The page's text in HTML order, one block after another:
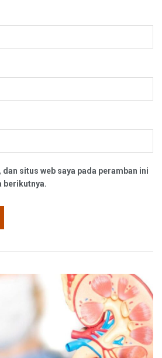
situs web saya pada peramban ini
berikutnya.